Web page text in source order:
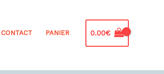
CONTACT PANIER 0.00€